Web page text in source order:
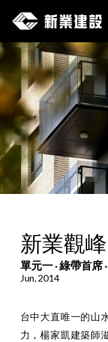
新
業
建
設
新業觀峰
單元一 ‧ 綠帶首席
Jun, 2014
台中大直唯一的山
力，楊家凱建築師